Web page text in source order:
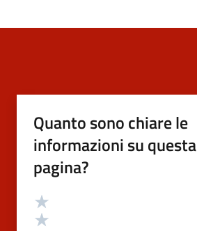
Quanto sono chiare le
informazioni su questa
pagina?
Valutazione